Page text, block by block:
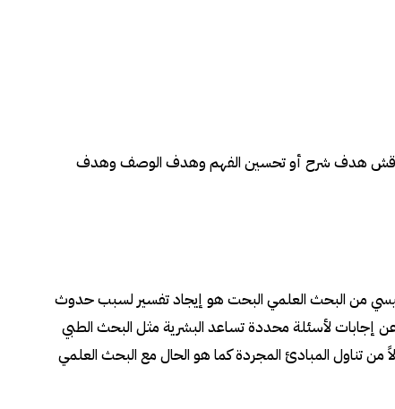
هدف شرح أو تحسين الفهم وهدف الوصف وهدف
من البحث العلمي البحت هو إيجاد تفسير لسبب حدوث
عن إجابات لأسئلة محددة تساعد البشرية مثل البحث الطبي
من تناول المبادئ المجردة كما هو الحال مع البحث العلمي